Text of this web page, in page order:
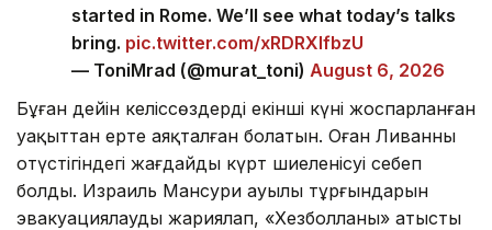
started in Rome. We’ll see what today’s talks
bring. pic.twitter.com/xRDRXlfbzU
— ToniMrad (@murat_toni) August 6, 2026
Бұған дейін келіссөздердің екінші күні жоспарланған
уақыттан ерте аяқталған болатын. Оған Ливанның
оңтүстігіндегі жағдайдың күрт шиеленісуі себеп
болды. Израиль Мансури ауылы тұрғындарын
эвакуациялауды жариялап, «Хезболланы» атысты